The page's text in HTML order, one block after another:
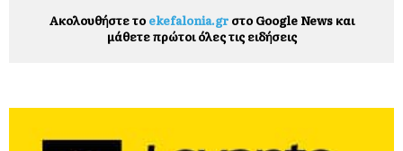
Ακολουθήστε το ekefalonia.grστο Google News και
μάθετε πρώτοι όλες τις ειδήσεις